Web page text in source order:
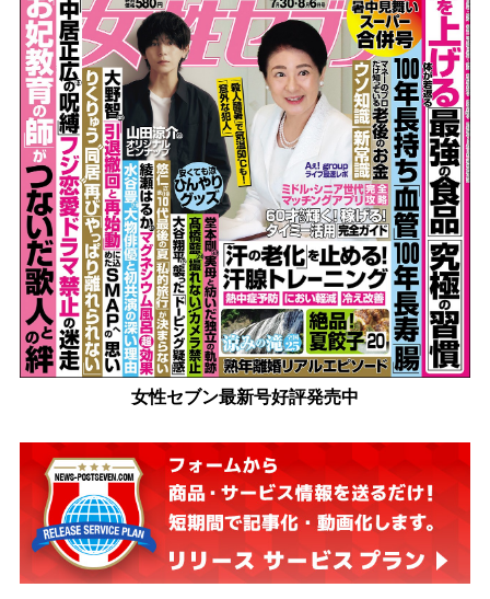
女性セブン最新号好評発売中